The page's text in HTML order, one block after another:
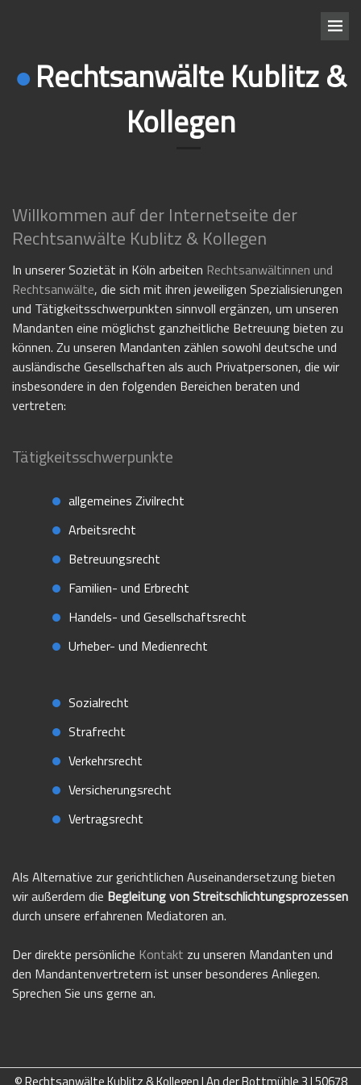
Rechtsanwälte Kublitz &
Kollegen
Willkommen auf der Internetseite der
Rechtsanwälte Kublitz & Kollegen
In unserer Sozietät in Köln arbeiten Rechtsanwältinnen und
Rechtsanwälte, die sich mit ihren jeweiligen Spezialisierungen
und Tätigkeitsschwerpunkten sinnvoll ergänzen, um unseren
Mandanten eine möglichst ganzheitliche Betreuung bieten zu
können. Zu unseren Mandanten zählen sowohl deutsche und
ausländische Gesellschaften als auch Privatpersonen, die wir
insbesondere in den folgenden Bereichen beraten und
vertreten:
Tätigkeitsschwerpunkte
allgemeines Zivilrecht
Arbeitsrecht
Betreuungsrecht
Familien- und Erbrecht
Handels- und Gesellschaftsrecht
Urheber- und Medienrecht
Sozialrecht
Strafrecht
Verkehrsrecht
Versicherungsrecht
Vertragsrecht
Als Alternative zur gerichtlichen Auseinandersetzung bieten
wir außerdem die Begleitung von Streitschlichtungsprozessen
durch unsere erfahrenen Mediatoren an.
Der direkte persönliche Kontakt zu unseren Mandanten und
den Mandantenvertretern ist unser besonderes Anliegen.
Sprechen Sie uns gerne an.